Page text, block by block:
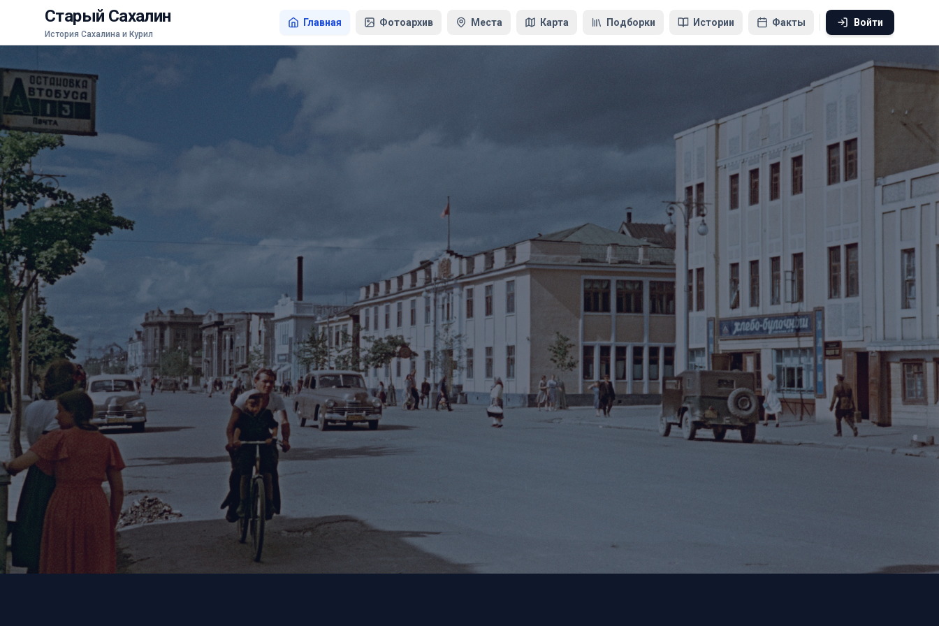
Старый Сахалин
История Сахалина и Курил
Главная Фотоархив Места Карта Подборки Истории Факты Войти